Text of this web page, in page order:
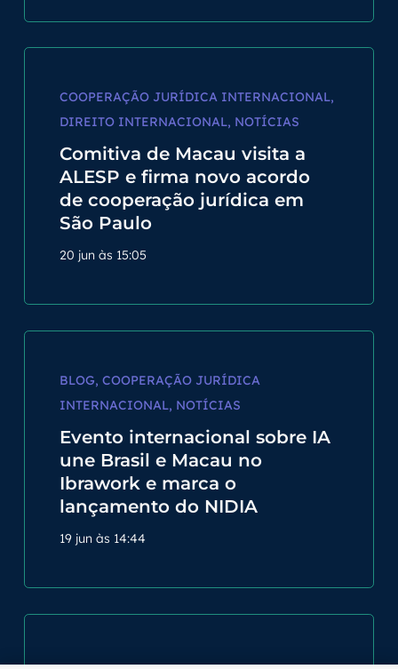
COOPERAÇÃO JURÍDICA INTERNACIONAL,
DIREITO INTERNACIONAL, NOTÍCIAS
Comitiva de Macau visita a
ALESP e firma novo acordo
de cooperação jurídica em
São Paulo
20 jun às 15:05
BLOG,COOPERAÇÃO JURÍDICA
INTERNACIONAL, NOTÍCIAS
Evento internacional sobre IA
une Brasil e Macau no
Ibrawork e marca o
lançamento do NIDIA
19 jun às 14:44